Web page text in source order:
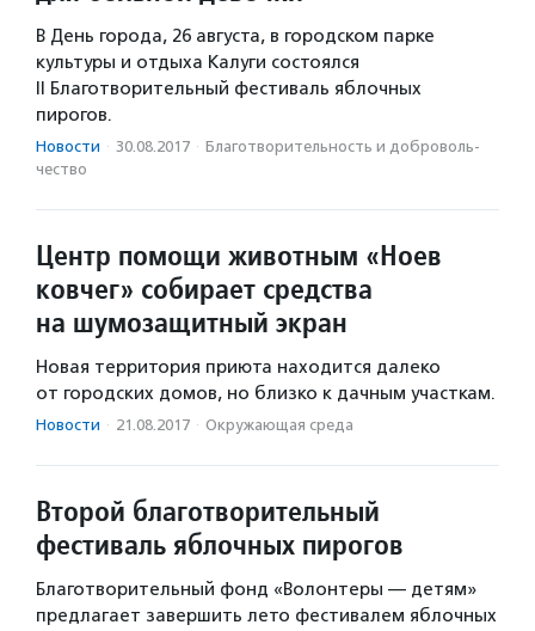
В День города, 26 августа, в городском парке
культуры и отдыха Калуги состоялся
II Благотворительный фестиваль яблочных
пирогов.
Новости · 30.08.2017 · Благотвори­тель­ность и доброволь­
чест­во
Центр помощи животным «Ноев
ковчег» собирает средства
на шумозащитный экран
Новая территория приюта находится далеко
от городских домов, но близко к дачным участкам.
Новости · 21.08.2017 · Окружающая среда
Второй благотворительный
фестиваль яблочных пирогов
Благотворительный фонд «Волонтеры — детям»
предлагает завершить лето фестивалем яблочных